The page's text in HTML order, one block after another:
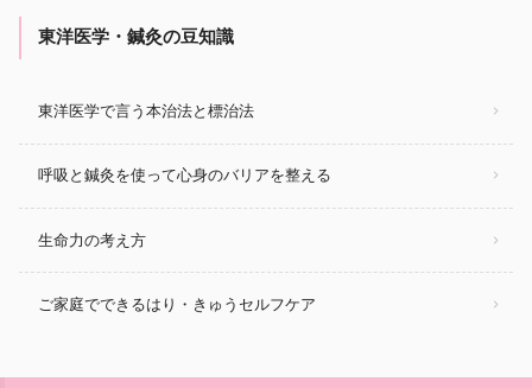
東洋医学・鍼灸の豆知識
東洋医学で言う本治法と標治法
呼吸と鍼灸を使って心身のバリアを整える
生命力の考え方
ご家庭でできるはり・きゅうセルフケア